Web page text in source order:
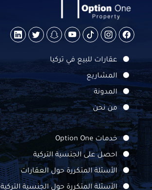
عقارات للبيع في تركيا
المشاريع
المدونة
من نحن
خدمات Option One
احصل على الجنسية التركية
الأسئلة المتكررة حول العقارات
الأسئلة المتكررة حول الجنسية التركية